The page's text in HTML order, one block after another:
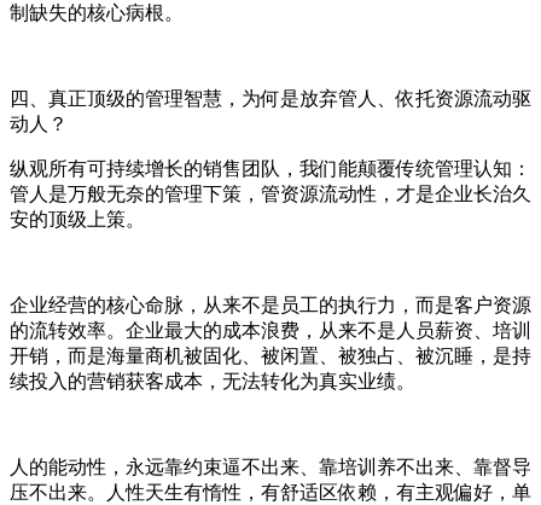
制缺失的核心病根。
四、真正顶级的管理智慧，为何是放弃管人、依托资源流动驱
动人？
纵观所有可持续增长的销售团队，我们能颠覆传统管理认知：
管人是万般无奈的管理下策，管资源流动性，才是企业长治久
安的顶级上策。
企业经营的核心命脉，从来不是员工的执行力，而是客户资源
的流转效率。企业最大的成本浪费，从来不是人员薪资、培训
开销，而是海量商机被固化、被闲置、被独占、被沉睡，是持
续投入的营销获客成本，无法转化为真实业绩。
人的能动性，永远靠约束逼不出来、靠培训养不出来、靠督导
压不出来。人性天生有惰性，有舒适区依赖，有主观偏好，单